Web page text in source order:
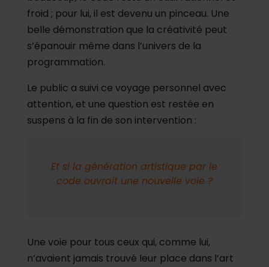
froid ; pour lui, il est devenu un pinceau. Une
belle démonstration que la créativité peut
s’épanouir même dans l’univers de la
programmation.
Le public a suivi ce voyage personnel avec
attention, et une question est restée en
suspens à la fin de son intervention :
Et si la génération artistique par le
code ouvrait une nouvelle voie ?
Une voie pour tous ceux qui, comme lui,
n’avaient jamais trouvé leur place dans l’art